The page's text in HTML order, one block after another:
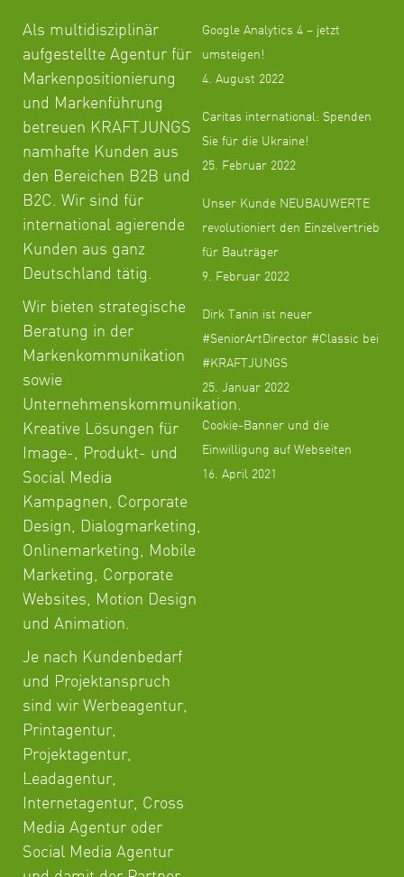
Als multidisziplinär
aufgestellte Agentur für
Markenpositionierung
und Markenführung
betreuen KRAFTJUNGS
namhafte Kunden aus
den Bereichen B2B und
B2C. Wir sind für
international agierende
Kunden aus ganz
Deutschland tätig.
Wir bieten strategische
Beratung in der
Markenkommunikation
sowie
Unternehmenskommunikation.
Kreative Lösungen für
Image-, Produkt- und
Social Media
Kampagnen, Corporate
Design, Dialogmarketing,
Onlinemarketing, Mobile
Marketing, Corporate
Websites, Motion Design
und Animation.
Je nach Kundenbedarf
und Projektanspruch
sind wir Werbeagentur,
Printagentur,
Projektagentur,
Leadagentur,
Internetagentur, Cross
Media Agentur oder
Social Media Agentur
Google Analytics 4 – jetzt
umsteigen!
4. August 2022
Caritas international: Spenden
Sie für die Ukraine!
25. Februar 2022
Unser Kunde NEUBAUWERTE
revolutioniert den Einzelvertrieb
für Bauträger
9. Februar 2022
Dirk Tanin ist neuer
#SeniorArtDirector #Classic bei
#KRAFTJUNGS
25. Januar 2022
Cookie-Banner und die
Einwilligung auf Webseiten
16. April 2021